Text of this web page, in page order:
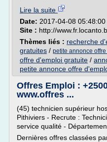
Lire la suite
Date: 2017-04-08 05:48:00
Site : http://
Thèmes liés : recherche
gratuites / petite annonce
offre d'emploi gratuite /
petite annonce offre
Offres Emploi :
www.offres ...
(45) technicien supérieur
Pithiviers - Recrute :
service qualité -
Dernières offres classées